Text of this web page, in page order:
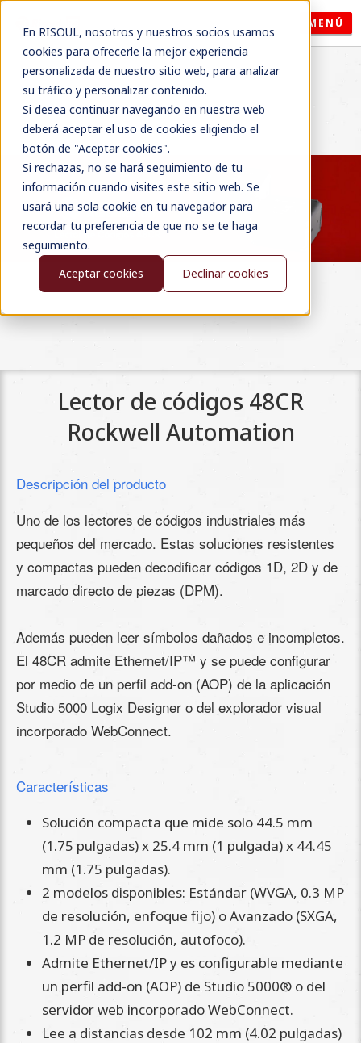
En RISOUL, nosotros y nuestros socios usamos
cookies para ofrecerle la mejor experiencia
personalizada de nuestro sitio web, para analizar
su tráfico y personalizar contenido.
Si desea continuar navegando en nuestra web
deberá aceptar el uso de cookies eligiendo el
botón de "Aceptar cookies".
Si rechazas, no se hará seguimiento de tu
información cuando visites este sitio web. Se
usará una sola cookie en tu navegador para
recordar tu preferencia de que no se te haga
seguimiento.
Aceptar cookies
Declinar cookies
MENÚ
Lector de códigos 48CR
Rockwell Automation
Descripción del producto
Uno de los lectores de códigos industriales más
pequeños del mercado. Estas soluciones resistentes
y compactas pueden decodificar códigos 1D, 2D y de
marcado directo de piezas (DPM).
Además pueden leer símbolos dañados e incompletos.
El 48CR admite Ethernet/IP™ y se puede configurar
por medio de un perfil add-on (AOP) de la aplicación
Studio 5000 Logix Designer o del explorador visual
incorporado WebConnect.
Características
Solución compacta que mide solo 44.5 mm
(1.75 pulgadas) x 25.4 mm (1 pulgada) x 44.45
mm (1.75 pulgadas).
2 modelos disponibles: Estándar (WVGA, 0.3 MP
de resolución, enfoque fijo) o Avanzado (SXGA,
1.2 MP de resolución, autofoco).
Admite Ethernet/IP y es configurable mediante
un perfil add-on (AOP) de Studio 5000® o del
servidor web incorporado WebConnect.
Lee a distancias desde 102 mm (4.02 pulgadas)